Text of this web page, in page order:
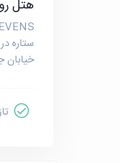
هتل
ستاره
خیابان